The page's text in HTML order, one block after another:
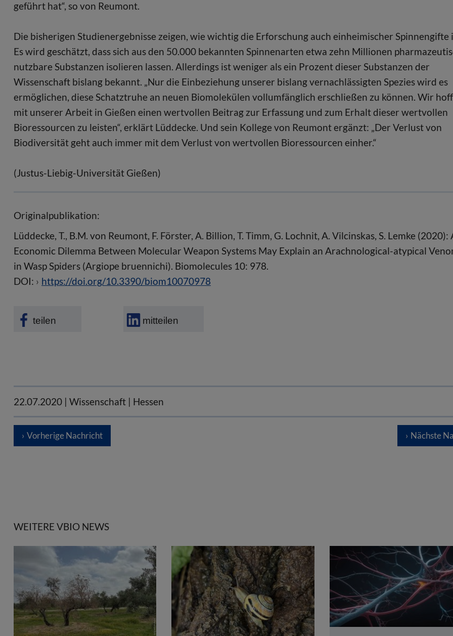
geführt hat“, so von Reumont.
Die bisherigen Studienergebnisse zeigen, wie wichtig die Erforschung auch einheimischer Spinnengifte
Es wird geschätzt, dass sich aus den 50.000 bekannten Spinnenarten etwa zehn Millionen
nutzbare Substanzen isolieren lassen. Allerdings ist weniger als ein Prozent dieser Substanzen der
Wissenschaft bislang bekannt. „Nur die Einbeziehung unserer bislang vernachlässigten Spezies wird es
ermöglichen, diese Schatztruhe an neuen Biomolekülen vollumfänglich erschließen zu können. Wir
mit unserer Arbeit in Gießen einen wertvollen Beitrag zur Erfassung und zum Erhalt dieser wertvollen
Bioressourcen zu leisten“, erklärt Lüddecke. Und sein Kollege von Reumont ergänzt: „Der Verlust von
Biodiversität geht auch immer mit dem Verlust von wertvollen Bioressourcen einher.“
(Justus-Liebig-Universität Gießen)
Originalpublikation:
Lüddecke, T., B.M. von Reumont, F. Förster, A. Billion, T. Timm, G. Lochnit, A. Vilcinskas, S. Lemke (2020):
Economic Dilemma Between Molecular Weapon Systems May Explain an Arachnological-atypical
in Wasp Spiders (Argiope bruennichi). Biomolecules 10: 978.
DOI:
https://doi.org/10.3390/biom10070978
teilen mitteilen
22.07.2020 | Wissenschaft | Hessen
Vorherige Nachricht Nächste
WEITERE VBIO NEWS